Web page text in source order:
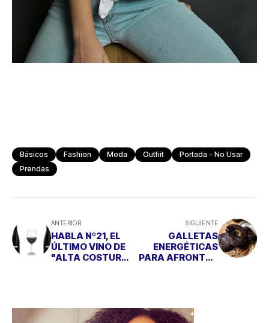
Básicos Fashion Moda Outfiit
Portada - No Usar
Prendas
ANTERIOR
HABLA Nº21, EL
ÚLTIMO VINO DE
"ALTA COSTURA"
SIGUIENTE
GALLETAS
ENERGÉTICAS
PARA AFRONTAR